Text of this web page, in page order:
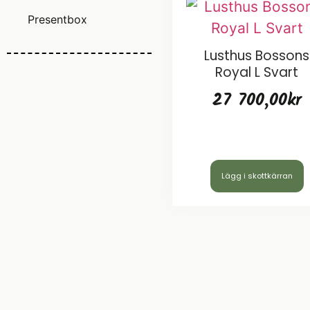
Presentbox
Lusthus Bossons
Royal L Svart
27 700,00kr
Lägg i skottkärran